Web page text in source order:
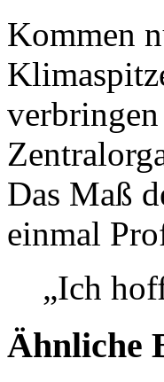
Kommen
Das Maß
einmal
„Ich
Ähnliche